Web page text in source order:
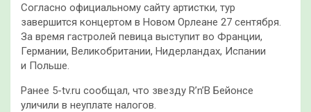
Согласно официальному сайту артистки, тур
завершится концертом в Новом Орлеане 27 сентября.
За время гастролей певица выступит во Франции,
Германии, Великобритании, Нидерландах, Испании
и Польше.
Ранее 5-tv.ru сообщал, что звезду R’n’B Бейонсе
уличили в неуплате налогов.